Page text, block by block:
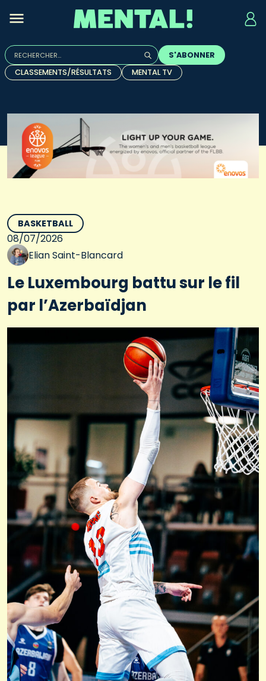
Rechercher :
Quand les résultats de l'auto-complétion sont
S'ABONNER
CLASSEMENTS/RÉSULTATS
MENTAL TV
BASKETBALL
08/07/2026
Elian Saint-Blancard
Le Luxembourg battu sur le fil
par l’Azerbaïdjan